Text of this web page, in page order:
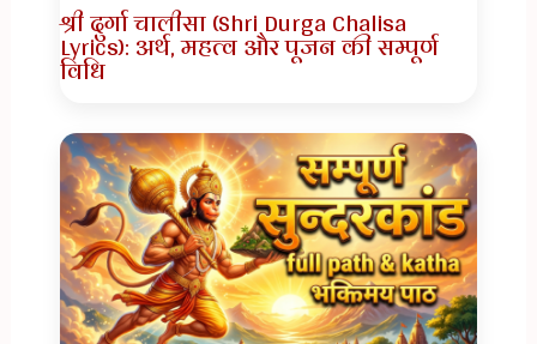
श्री दुर्गा चालीसा (Shri Durga Chalisa
Lyrics): अर्थ, महत्व और पूजन की सम्पूर्ण
विधि